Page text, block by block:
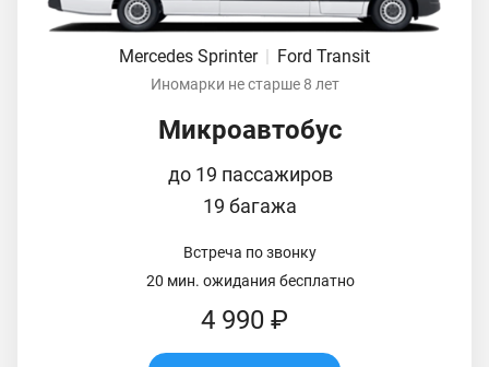
Mercedes Sprinter | Ford Transit
Иномарки не старше 8 лет
Микроавтобус
до 19 пассажиров
19 багажа
Встреча по звонку
20 мин. ожидания бесплатно
4 990 ₽